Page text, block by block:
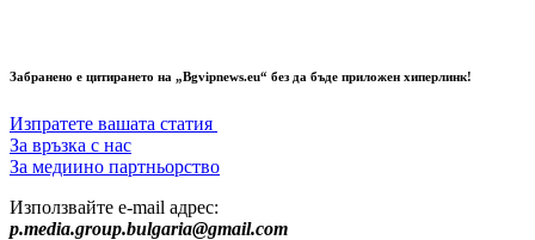
Забранено е цитирането на „Bgvipnews.eu“ без да бъде приложен хиперлинк!
Изпратете вашата статия
За връзка с нас
За медиино партньорство
Използвайте e-mail адрес:
p.media.group.bulgaria@gmail.com